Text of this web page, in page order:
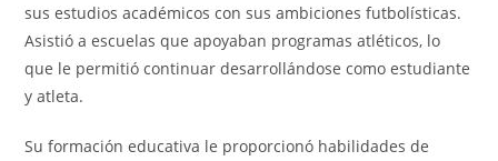
sus estudios académicos con sus ambiciones futbolísticas.
Asistió a escuelas que apoyaban programas atléticos, lo
que le permitió continuar desarrollándose como estudiante
y atleta.
Su formación educativa le proporcionó habilidades de